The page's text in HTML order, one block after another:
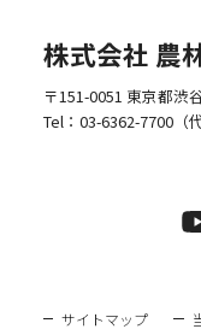
株式会社 農
〒151-0051 東京都渋
Tel： 03-6362-7700（
サイトマップ